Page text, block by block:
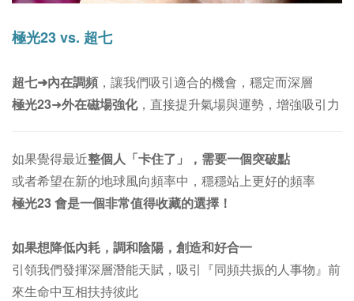
極光23 vs. 超七
超七➜內在調頻 ，讓我們吸引適合的機會，穩定而深層
極光23➜外在磁場強化，直接提升氣場與運勢，增強吸引力
如果覺得最近整個人「卡住了」，需要一個突破點
或者希望在新的地球風向頻率中，穩穩站上更好的頻率
極光23 會是一個非常值得收藏的選擇！
如果想降低內耗，調和陰陽，創造和好合一
引領我們發揮深層潛能天賦，吸引『同頻共振的人事物』前
來生命中互相扶持彼此